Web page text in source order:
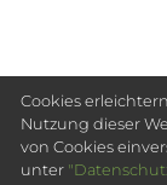
Cookies
Nutzung dieser
von Cookies
unter